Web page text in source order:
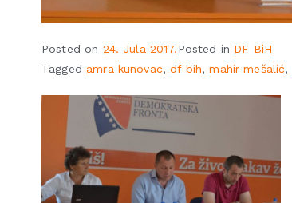
Posted on 24. Jula 2017.Posted in DF BiH
Tagged amra kunovac,df bih,mahir mešalić,